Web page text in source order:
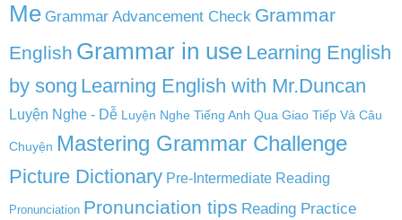
Me Grammar Advancement Check Grammar
English Grammar in use Learning English
by song Learning English with Mr.Duncan
Luyện Nghe - Dễ Luyện Nghe Tiếng Anh Qua Giao Tiếp Và Câu
Chuyện Mastering Grammar Challenge
Picture Dictionary Pre-Intermediate Reading
Pronunciation Pronunciation tips Reading Practice